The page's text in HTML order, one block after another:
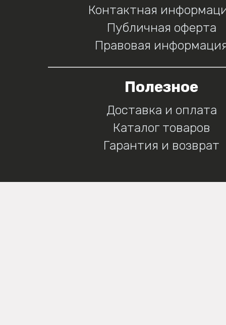
Контактная
Публичная оферта
Правовая
Полезное
Доставка и оплата
Каталог товаров
Гарантия и возврат